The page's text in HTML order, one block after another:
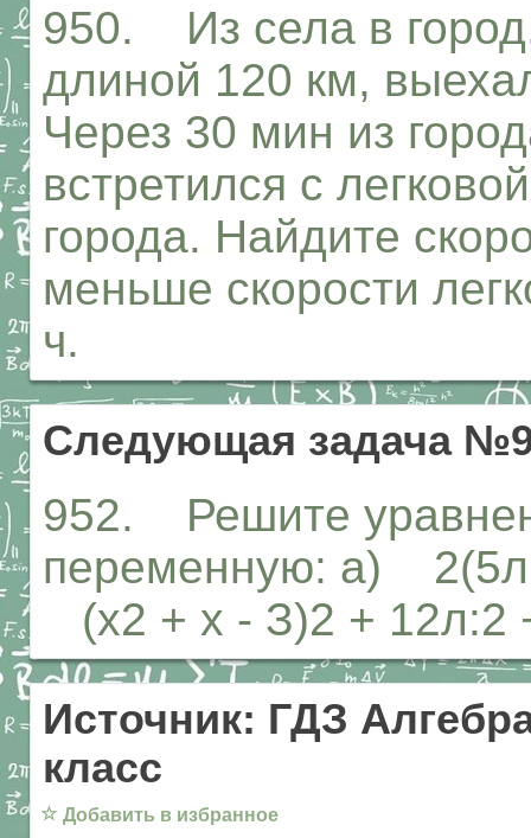
950. Из села в
длиной 120 км,
Через 30 мин из
встретился с
города. Найдите
меньше скорости
ч.
Следующая задача
952. Решите
переменную: а)
(х2 + х - З)2 + 12л:2
Источник: ГДЗ
класс
☆ Добавить в избранное